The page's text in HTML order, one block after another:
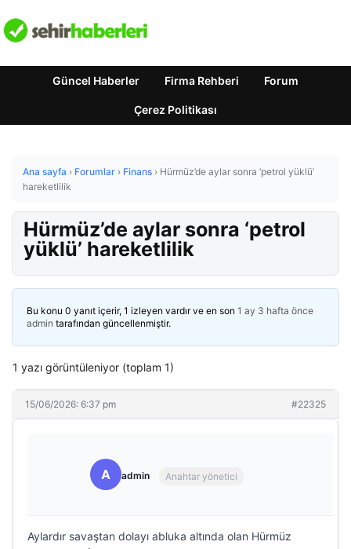
Güncel Haberler Firma Rehberi Forum
Çerez Politikası
Ana sayfa › Forumlar › Finans › Hürmüz’de aylar sonra ‘petrol yüklü’
hareketlilik
Hürmüz’de aylar sonra ‘petrol
yüklü’ hareketlilik
Bu konu 0 yanıt içerir, 1 izleyen vardır ve en son 1 ay 3 hafta önce
admin tarafından güncellenmiştir.
1 yazı görüntüleniyor (toplam 1)
15/06/2026: 6:37 pm #22325
A admin Anahtar yönetici
Aylardır savaştan dolayı abluka altında olan Hürmüz